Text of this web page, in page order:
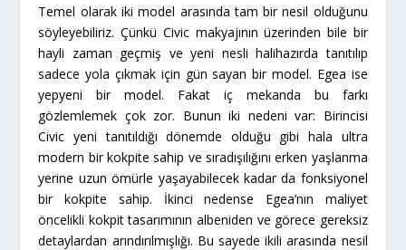
Temel olarak iki model arasında tam bir nesil olduğunu
söyleyebiliriz. Çünkü Civic makyajının üzerinden bile bir
hayli zaman geçmiş ve yeni nesli halihazırda tanıtılıp
sadece yola çıkmak için gün sayan bir model. Egea ise
yepyeni bir model. Fakat iç mekanda bu farkı
gözlemlemek çok zor. Bunun iki nedeni var: Birincisi
Civic yeni tanıtıldığı dönemde olduğu gibi hala ultra
modern bir kokpite sahip ve sıradışılığını erken yaşlanma
yerine uzun ömürle yaşayabilecek kadar da fonksiyonel
bir kokpite sahip. İkinci nedense Egea’nın maliyet
öncelikli kokpit tasarımının albeniden ve görece gereksiz
detaylardan arındırılmışlığı. Bu sayede ikili arasında nesil